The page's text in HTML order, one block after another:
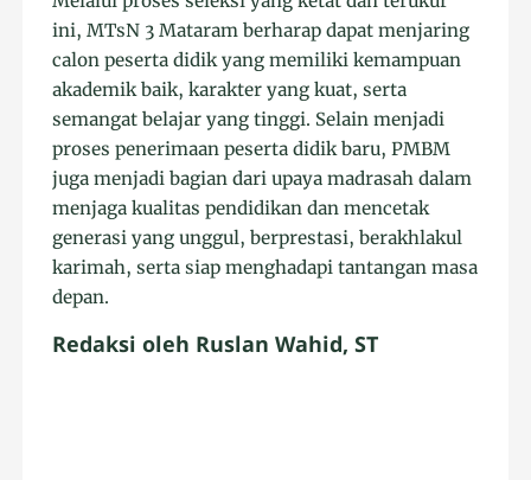
ini, MTsN 3 Mataram berharap dapat menjaring
calon peserta didik yang memiliki kemampuan
akademik baik, karakter yang kuat, serta
semangat belajar yang tinggi. Selain menjadi
proses penerimaan peserta didik baru, PMBM
juga menjadi bagian dari upaya madrasah dalam
menjaga kualitas pendidikan dan mencetak
generasi yang unggul, berprestasi, berakhlakul
karimah, serta siap menghadapi tantangan masa
depan.
Redaksi oleh Ruslan Wahid, ST